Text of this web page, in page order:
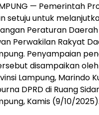
— Pemerintah
setuju untuk
Peraturan
Perwakilan Rakyat
Penyampaian
disampaikan
Lampung, Marindo
DPRD di Ruang
Kamis (9/10/2025).